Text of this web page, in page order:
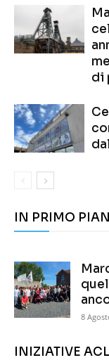
di
IN PRIMO
8
INIZIATIVE ACLI